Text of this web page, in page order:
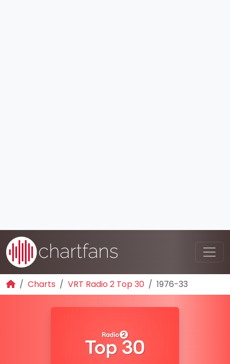
Charts VRT Radio 2 Top 30 1976-33